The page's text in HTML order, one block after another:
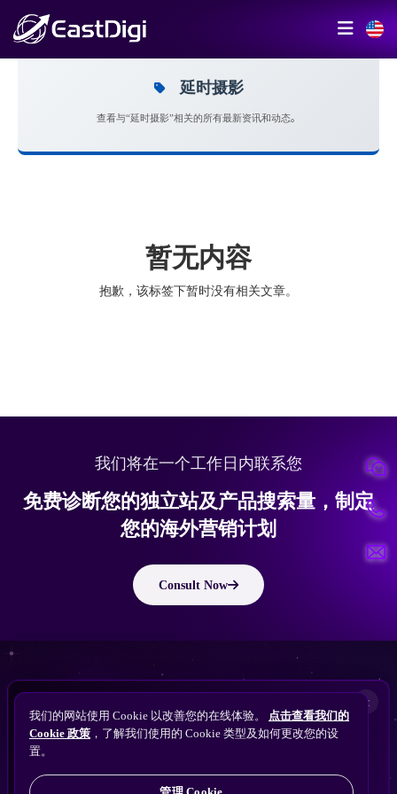
延时摄影
查看与“延时摄影”相关的所有最新资讯和动态。
暂无内容
抱歉，该标签下暂时没有相关文章。
我们将在一个工作日内联系您
免费诊断您的独立站及产品搜索量，制定
您的海外营销计划
Consult Now
版权所有 © 2010 ~ 2026 隽永东方/EastDigi--专注企业海外业务增长
备案号：苏ICP备14005285号-11
我们的网站使用 Cookie 以改善您的在线体验。 点击查看我们的
Cookie 政策 ，了解我们使用的 Cookie 类型及如何更改您的设
置。
×
Perplexity
Gemini
ChatGPT
搜索找到您的独立站？
免费获取隽永东方 SEO / AEO / GEO 独立站可见